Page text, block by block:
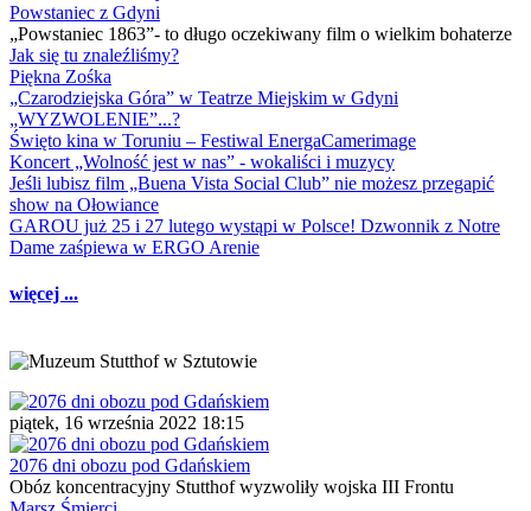
Powstaniec z Gdyni
„Powstaniec 1863”- to długo oczekiwany film o wielkim bohaterze
Jak się tu znaleźliśmy?
Piękna Zośka
„Czarodziejska Góra” w Teatrze Miejskim w Gdyni
„WYZWOLENIE”...?
Święto kina w Toruniu – Festiwal EnergaCamerimage
Koncert „Wolność jest w nas” - wokaliści i muzycy
Jeśli lubisz film „Buena Vista Social Club” nie możesz przegapić
show na Ołowiance
GAROU już 25 i 27 lutego wystąpi w Polsce! Dzwonnik z Notre
Dame zaśpiewa w ERGO Arenie
więcej ...
piątek, 16 września 2022 18:15
2076 dni obozu pod Gdańskiem
Obóz koncentracyjny Stutthof wyzwoliły wojska III Frontu